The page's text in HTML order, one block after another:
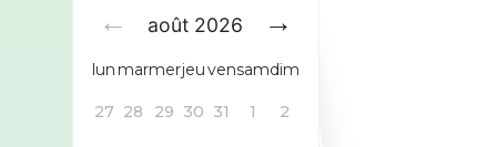
août 2026
lun marmerjeuvensamdim
27 28 29 30 31 1 2